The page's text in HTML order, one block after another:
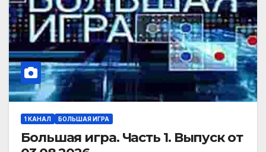
1 КАНАЛ БОЛЬШАЯ ИГРА
Большая игра. Часть 1. Выпуск от